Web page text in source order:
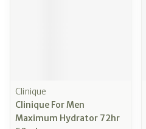
Clinique
Clinique For Men
Maximum Hydrator 72hr